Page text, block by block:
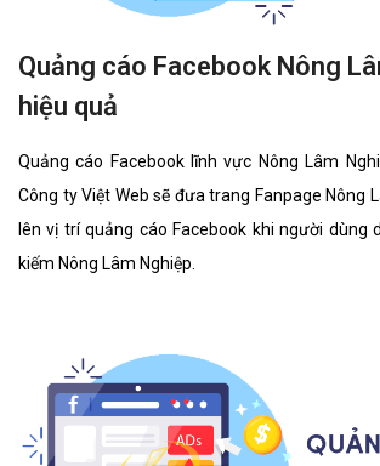
Quảng cáo Facebook Nông
hiệu quả
Quảng cáo Facebook lĩnh vực Nông Lâm
Công ty Việt Web sẽ đưa trang Fanpage Nông
lên vị trí quảng cáo Facebook khi người dùng
kiếm Nông Lâm Nghiệp.